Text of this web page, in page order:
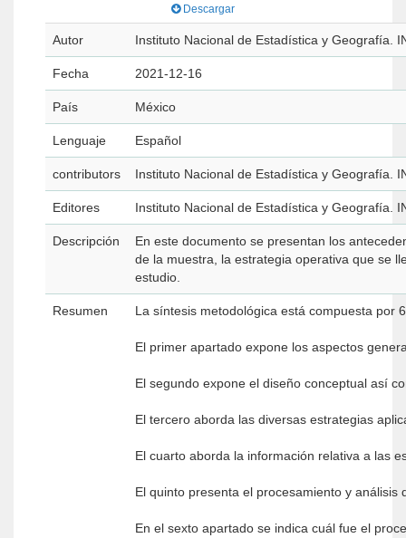
Descargar
Autor Instituto Nacional de Estadística y Geografía.
Fecha 2021-12-16
País México
Lenguaje Español
contributors Instituto Nacional de Estadística y Geografía.
Editores Instituto Nacional de Estadística y Geografía.
Descripción
En este documento se presentan los
de la muestra, la estrategia operativa que se
estudio.
Resumen La síntesis metodológica está compuesta por
El primer apartado expone los aspectos
El segundo expone el diseño conceptual así
El tercero aborda las diversas estrategias
El cuarto aborda la información relativa a las
El quinto presenta el procesamiento y análisis
En el sexto apartado se indica cuál fue el